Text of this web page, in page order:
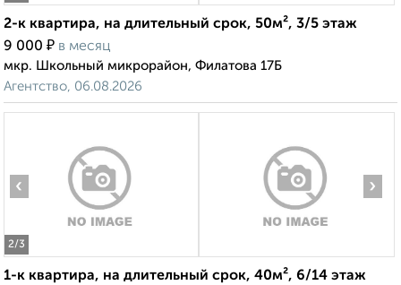
2-к квартира, на длительный срок, 50м², 3/5 этаж
9 000 ₽ в месяц
мкр. Школьный микрорайон, Филатова 17Б
Агентство, 06.08.2026
2/3
‹ ›
1-к квартира, на длительный срок, 40м², 6/14 этаж